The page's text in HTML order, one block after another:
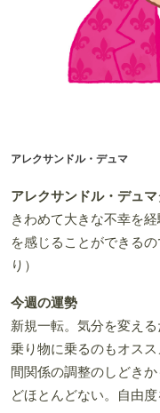
アレクサンドル・デュマ
アレクサンドル・デュ
きわめて大きな不幸を
を感じることができる
り）
今週の運勢
新規一転。気分を変え
乗り物に乗るのもオス
間関係の調整のしどき
どほとんどない。自由